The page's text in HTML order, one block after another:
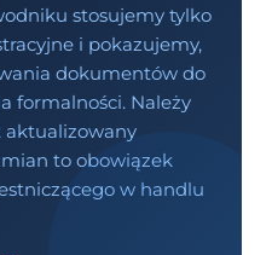
stosujemy tylko
i pokazujemy,
dokumentów do
formalności. Należy
aktualizowany
to obowiązek
w handlu